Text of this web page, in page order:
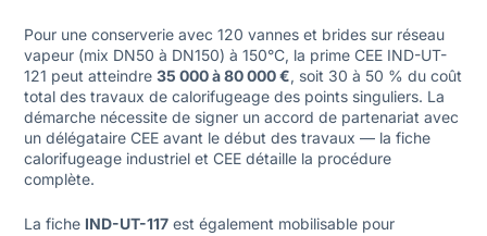
Pour une conserverie avec 120 vannes et brides sur réseau
vapeur (mix DN50 à DN150) à 150°C, la prime CEE IND-UT-
121 peut atteindre 35 000 à 80 000 €, soit 30 à 50 % du coût
total des travaux de calorifugeage des points singuliers. La
démarche nécessite de signer un accord de partenariat avec
un délégataire CEE avant le début des travaux — la fiche
calorifugeage industriel et CEEdétaille la procédure
complète.
La fiche IND-UT-117est également mobilisable pour